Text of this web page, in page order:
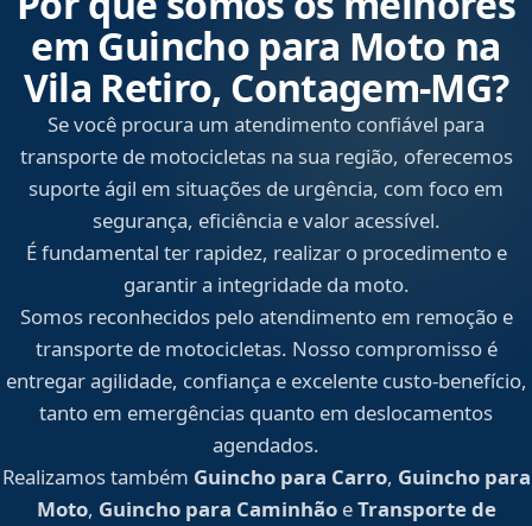
em Guincho para Moto na
Vila Retiro, Contagem‑MG?
Se você procura um atendimento confiável para
transporte de motocicletas na sua região, oferecemos
suporte ágil em situações de urgência, com foco em
segurança, eficiência e valor acessível.
É fundamental ter rapidez, realizar o procedimento e
garantir a integridade da moto.
Somos reconhecidos pelo atendimento em remoção e
transporte de motocicletas. Nosso compromisso é
entregar agilidade, confiança e excelente custo-benefício,
tanto em emergências quanto em deslocamentos
agendados.
Realizamos também Guincho para Carro, Guincho para
Moto, Guincho para CaminhãoeTransporte de